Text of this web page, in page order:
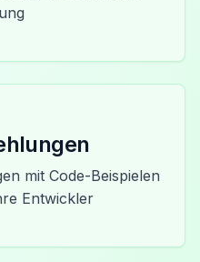
mit Code-Beispielen
Entwickler